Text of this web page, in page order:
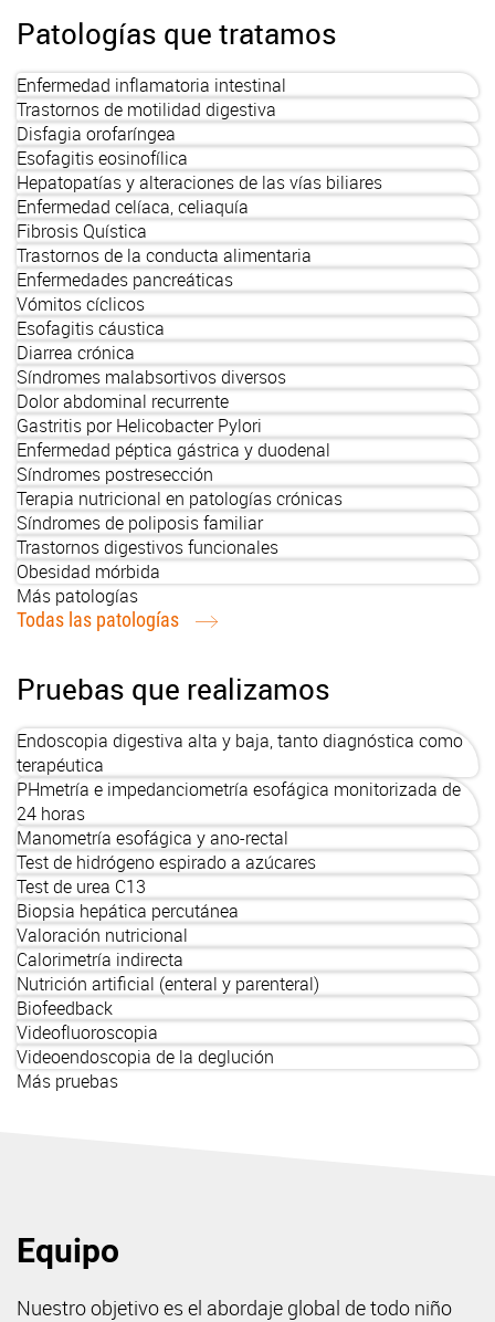
Patologías que tratamos
Enfermedad inflamatoria intestinal
Trastornos de motilidad digestiva
Disfagia orofaríngea
Esofagitis eosinofílica
Hepatopatías y alteraciones de las vías biliares
Enfermedad celíaca, celiaquía
Fibrosis Quística
Trastornos de la conducta alimentaria
Enfermedades pancreáticas
Vómitos cíclicos
Esofagitis cáustica
Diarrea crónica
Síndromes malabsortivos diversos
Dolor abdominal recurrente
Gastritis por Helicobacter Pylori
Enfermedad péptica gástrica y duodenal
Síndromes postresección
Terapia nutricional en patologías crónicas
Síndromes de poliposis familiar
Trastornos digestivos funcionales
Obesidad mórbida
Más patologías
Todas las patologías
Pruebas que realizamos
Endoscopia digestiva alta y baja, tanto diagnóstica como
terapéutica
PHmetría e impedanciometría esofágica monitorizada de
24 horas
Manometría esofágica y ano-rectal
Test de hidrógeno espirado a azúcares
Test de urea C13
Biopsia hepática percutánea
Valoración nutricional
Calorimetría indirecta
Nutrición artificial (enteral y parenteral)
Biofeedback
Videofluoroscopia
Videoendoscopia de la deglución
Más pruebas
Equipo
Nuestro objetivo es el abordaje global de todo niño